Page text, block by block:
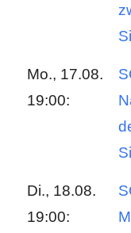
Mo., 17.08.
19:00:
Di., 18.08.
19:00: